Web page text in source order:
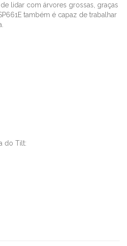
lidar com árvores grossas, graças
também é capaz de trabalhar
do Tilt: